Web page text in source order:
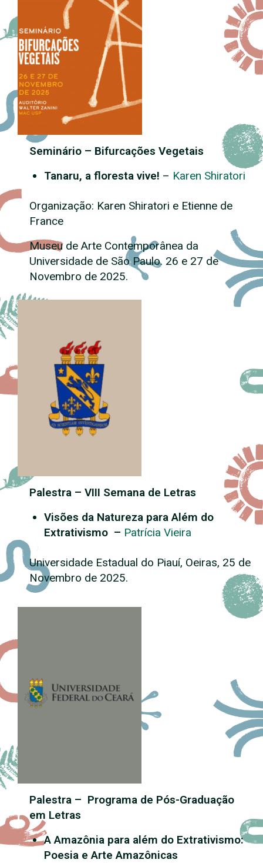
Seminário – Bifurcações Vegetais
Tanaru, a floresta vive! – Karen Shiratori
Organização: Karen Shiratori e Etienne de
France
Museu de Arte Contemporânea da
Universidade de São Paulo. 26 e 27 de
Novembro de 2025.
Palestra – VIII Semana de Letras
Visões da Natureza para Além do
Extrativismo – Patrícia Vieira
Universidade Estadual do Piauí, Oeiras, 25 de
Novembro de 2025.
Palestra – Programa de Pós-Graduação
em Letras
A Amazônia para além do Extrativismo:
Poesia e Arte Amazônicas